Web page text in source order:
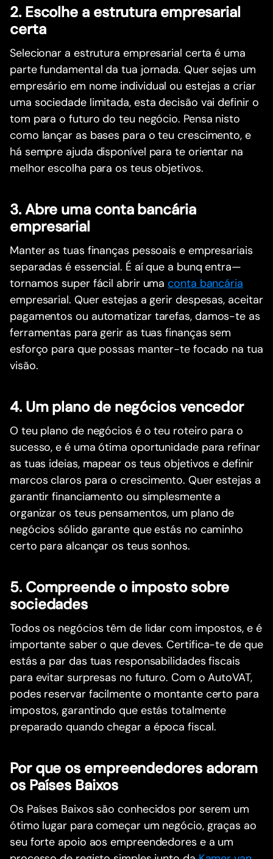
2. Escolhe a estrutura empresarial
certa
Selecionar a estrutura empresarial certa é uma
parte fundamental da tua jornada. Quer sejas um
empresário em nome individual ou estejas a criar
uma sociedade limitada, esta decisão vai definir o
tom para o futuro do teu negócio. Pensa nisto
como lançar as bases para o teu crescimento, e
há sempre ajuda disponível para te orientar na
melhor escolha para os teus objetivos.
3. Abre uma conta bancária
empresarial
Manter as tuas finanças pessoais e empresariais
separadas é essencial. É aí que a bunq entra—
tornamos super fácil abrir umaconta bancária
empresarial. Quer estejas a gerir despesas, aceitar
pagamentos ou automatizar tarefas, damos-te as
ferramentas para gerir as tuas finanças sem
esforço para que possas manter-te focado na tua
visão.
4. Um plano de negócios vencedor
O teu plano de negócios é o teu roteiro para o
sucesso, e é uma ótima oportunidade para refinar
as tuas ideias, mapear os teus objetivos e definir
marcos claros para o crescimento. Quer estejas a
garantir financiamento ou simplesmente a
organizar os teus pensamentos, um plano de
negócios sólido garante que estás no caminho
certo para alcançar os teus sonhos.
5. Compreende o imposto sobre
sociedades
Todos os negócios têm de lidar com impostos, e é
importante saber o que deves. Certifica-te de que
estás a par das tuas responsabilidades fiscais
para evitar surpresas no futuro. Com o AutoVAT,
podes reservar facilmente o montante certo para
impostos, garantindo que estás totalmente
preparado quando chegar a época fiscal.
Por que os empreendedores adoram
os Países Baixos
Os Países Baixos são conhecidos por serem um
ótimo lugar para começar um negócio, graças ao
seu forte apoio aos empreendedores e a um